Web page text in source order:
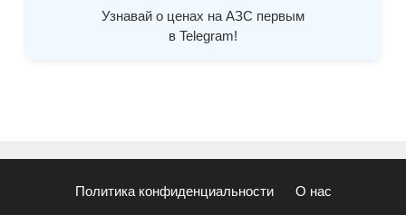
Узнавай о ценах на АЗС первым
в Telegram!
Политика конфиденциальности О нас